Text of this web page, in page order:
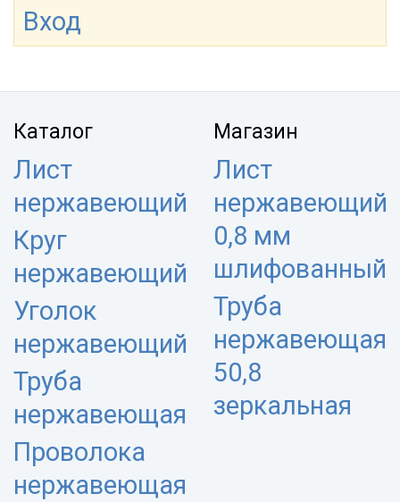
Вход
Каталог
Лист
нержавеющий
Круг
нержавеющий
Уголок
нержавеющий
Труба
нержавеющая
Проволока
нержавеющая
Магазин
Лист
нержавеющий
0,8 мм
шлифованный
Труба
нержавеющая
50,8
зеркальная